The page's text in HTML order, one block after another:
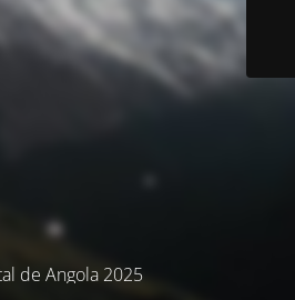
de Angola 2025